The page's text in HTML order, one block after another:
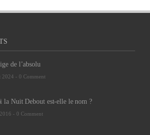
de l’absolu
2024 - 0 Comment
la Nuit Debout est-elle le nom ?
- 0 Comment